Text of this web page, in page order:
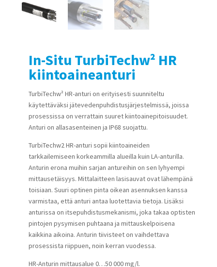
In-Situ TurbiTechw² HR
kiintoaineanturi
TurbiTechw² HR-anturi on erityisesti suunniteltu
käytettäväksi jätevedenpuhdistusjärjestelmissä, joissa
prosessissa on verrattain suuret kiintoainepitoisuudet.
Anturi on allasasenteinen ja IP68 suojattu.
TurbiTechw2 HR-anturi sopii kiintoaineiden
tarkkailemiseen korkeammilla alueilla kuin LA-anturilla.
Anturin erona muihin sarjan antureihin on sen lyhyempi
mittausetäisyys. Mittalaitteen lasisauvat ovat lähempänä
toisiaan. Suuri optinen pinta oikean asennuksen kanssa
varmistaa, että anturi antaa luotettavia tietoja. Lisäksi
anturissa on itsepuhdistusmekanismi, joka takaa optisten
pintojen pysymisen puhtaana ja mittauskelpoisena
kaikkina aikoina. Anturin tiivisteet on vaihdettava
prosessista riippuen, noin kerran vuodessa.
HR-Anturin mittausalue 0…50 000 mg/l.